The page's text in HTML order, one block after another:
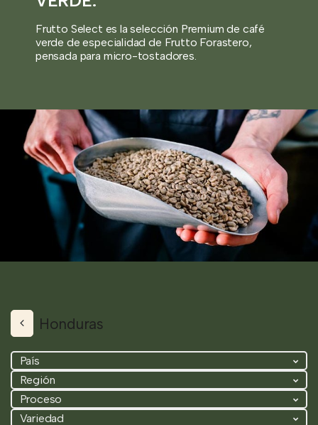
Frutto Select es la selección Premium de café
verde de especialidad de Frutto Forastero,
pensada para micro-tostadores.
Honduras
País
Región
Proceso
Variedad